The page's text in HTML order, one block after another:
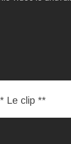
Le clip **